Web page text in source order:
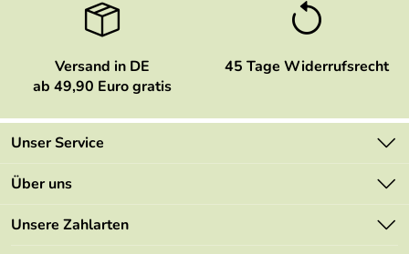
Versand in DE
ab 49,90 Euro gratis
45 Tage Widerrufsrecht
Unser Service
Kontakt
Mehrwertsteuerfrei
Über uns
Marken
Unsere Zahlarten